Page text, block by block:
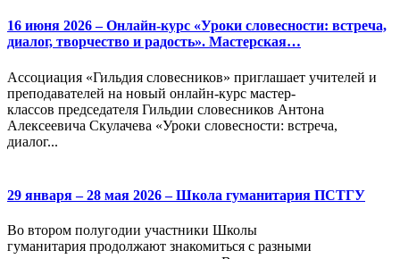
16 июня 2026 – Онлайн-курс «Уроки словесности: встреча,
диалог, творчество и радость». Мастерская…
Ассоциация «Гильдия словесников» приглашает учителей и
преподавателей на новый онлайн-курс мастер-
классов председателя Гильдии словесников Антона
Алексеевича Скулачева «Уроки словесности: встреча,
диалог...
29 января – 28 мая 2026 – Школа гуманитария ПСТГУ
Во втором полугодии участники Школы
гуманитария продолжают знакомиться с разными